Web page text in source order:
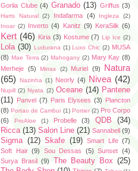
Gorila Clube (4) Granado (13) Griffus (3)
Harts Natural (2) Indafarma (4) Ingleza
(2)
Inoar (2) Inverto (4) Kanitz (9) KeraSilk (6)
Kert (46) Kiria (3) Kostume (7) Lip Ice (2)
Lola (30) Ludurana (1) Luxo Chic (2) MUSA
(8) Mae Terra (2) Mahogany (2) Mary Kay (8)
Merheje (5) Mirras (2) Muriel (9)
Natura
(65)
Nazinha (1) Neorly (4) Nivea (42)
Nupill (2) Nyata (2) Oceane (14) Pantene
(11) Panvel (7) Paris Elysees (3) Plancton
(8) Portao de Cambui (1) Portier (2) Pro Corpo
(6)
ProAloe (1) Probelle (3) QDB
(34)
Ricca (13) Salon Line (21) Sannabell (9)
Sigma (12) Skafe (19) Smart Life (7)
Soft Hair (9) Sou Dessas (5) Sunset (4)
Surya Brasil (9) The Beauty Box (25)